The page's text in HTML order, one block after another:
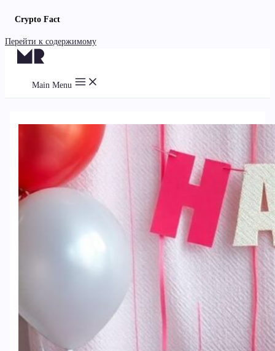
Crypto Fact
Перейти к содержимому
Main Menu